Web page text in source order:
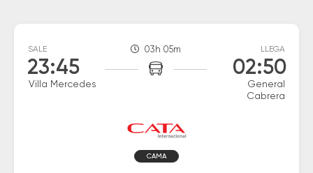
SALE
23:45
Villa Mercedes
03h 05m LLEGA
02:50
General
Cabrera
CAMA